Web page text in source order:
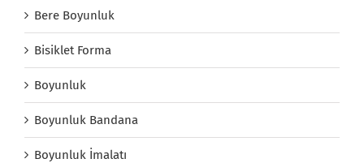
Bere Boyunluk
Bisiklet Forma
Boyunluk
Boyunluk Bandana
Boyunluk İmalatı